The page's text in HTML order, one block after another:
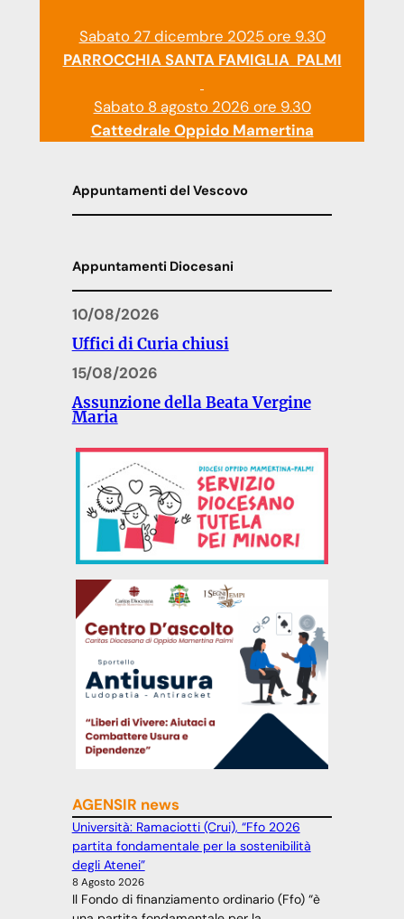
Sabato 27 dicembre 2025 ore 9.30
PARROCCHIA SANTA FAMIGLIA PALMI
Sabato 8 agosto 2026 ore 9.30
Cattedrale Oppido Mamertina
Appuntamenti del Vescovo
Appuntamenti Diocesani
10/08/2026
Uffici di Curia chiusi
15/08/2026
Assunzione della Beata Vergine
Maria
AGENSIR news
Università: Ramaciotti (Crui), “Ffo 2026
partita fondamentale per la sostenibilità
degli Atenei”
8 Agosto 2026
Il Fondo di finanziamento ordinario (Ffo) “è